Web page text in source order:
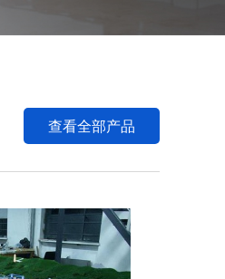
查看全部产品